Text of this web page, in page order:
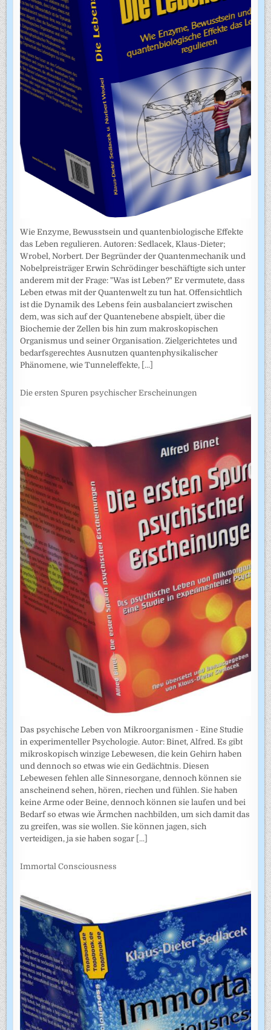
Wie Enzyme, Bewusstsein und quantenbiologische Effekte
das Leben regulieren. Autoren: Sedlacek, Klaus-Dieter;
Wrobel, Norbert. Der Begründer der Quantenmechanik und
Nobelpreisträger Erwin Schrödinger beschäftigte sich unter
anderem mit der Frage: "Was ist Leben?" Er vermutete, dass
Leben etwas mit der Quantenwelt zu tun hat. Offensichtlich
ist die Dynamik des Lebens fein ausbalanciert zwischen
dem, was sich auf der Quantenebene abspielt, über die
Biochemie der Zellen bis hin zum makroskopischen
Organismus und seiner Organisation. Zielgerichtetes und
bedarfsgerechtes Ausnutzen quantenphysikalischer
Phänomene, wie Tunneleffekte, [...]
Die ersten Spuren psychischer Erscheinungen
Das psychische Leben von Mikroorganismen - Eine Studie
in experimenteller Psychologie. Autor: Binet, Alfred. Es gibt
mikroskopisch winzige Lebewesen, die kein Gehirn haben
und dennoch so etwas wie ein Gedächtnis. Diesen
Lebewesen fehlen alle Sinnesorgane, dennoch können sie
anscheinend sehen, hören, riechen und fühlen. Sie haben
keine Arme oder Beine, dennoch können sie laufen und bei
Bedarf so etwas wie Ärmchen nachbilden, um sich damit das
zu greifen, was sie wollen. Sie können jagen, sich
verteidigen, ja sie haben sogar [...]
Immortal Consciousness